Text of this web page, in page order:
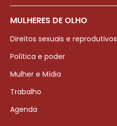
MULHERES DE OLHO
Direitos sexuais e reprodutivos
Política e poder
Mulher e Mídia
Trabalho
Agenda